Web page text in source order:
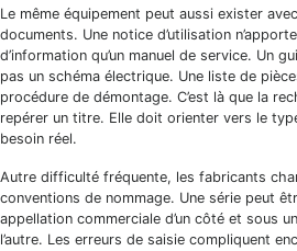
Le même équipement peut aussi exister
documents. Une notice d’utilisation
d’information qu’un manuel de service. Un
pas un schéma électrique. Une liste de
procédure de démontage. C’est là que la
repérer un titre. Elle doit orienter vers le
besoin réel.
Autre difficulté fréquente, les fabricants
conventions de nommage. Une série peut
appellation commerciale d’un côté et sous
l’autre. Les erreurs de saisie compliquent